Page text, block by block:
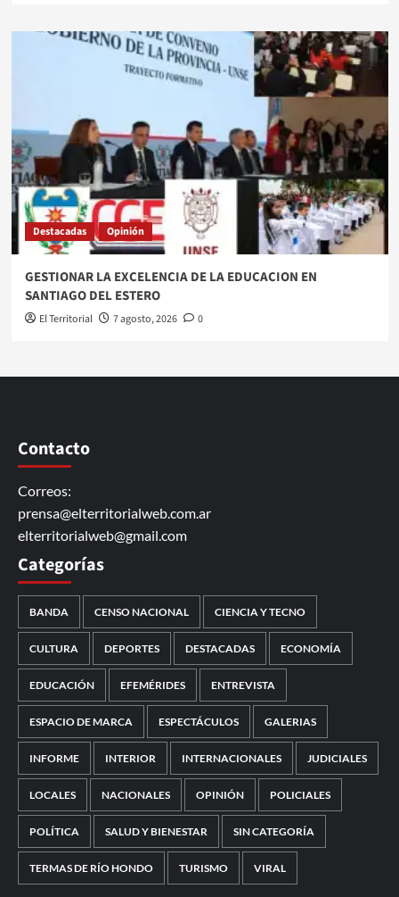
Destacadas Opinión
GESTIONAR LA EXCELENCIA DE LA EDUCACION EN
SANTIAGO DEL ESTERO
El Territorial 7 agosto, 2026 0
Contacto
Correos:
prensa@elterritorialweb.com.ar
elterritorialweb@gmail.com
Categorías
BANDA CENSO NACIONAL CIENCIA Y TECNO
CULTURA DEPORTES DESTACADAS ECONOMÍA
EDUCACIÓN EFEMÉRIDES ENTREVISTA
ESPACIO DE MARCA ESPECTÁCULOS GALERIAS
INFORME INTERIOR INTERNACIONALES JUDICIALES
LOCALES NACIONALES OPINIÓN POLICIALES
POLÍTICA SALUD Y BIENESTAR SIN CATEGORÍA
TERMAS DE RÍO HONDO TURISMO VIRAL